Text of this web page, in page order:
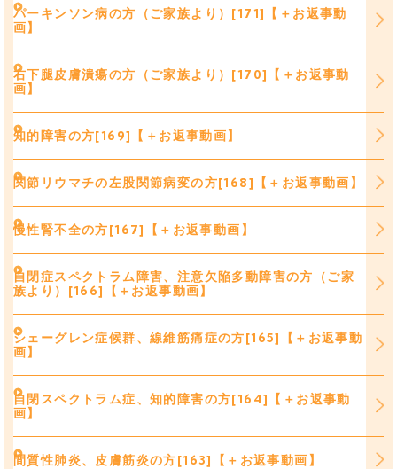
パーキンソン病の方（ご家族より）[171]【＋お返事動
画】
右下腿皮膚潰瘍の方（ご家族より）[170]【＋お返事動
画】
知的障害の方[169]【＋お返事動画】
関節リウマチの左股関節病変の方[168]【＋お返事動画】
慢性腎不全の方[167]【＋お返事動画】
自閉症スペクトラム障害、注意欠陥多動障害の方（ご家
族より）[166]【＋お返事動画】
シェーグレン症候群、線維筋痛症の方[165]【＋お返事動
画】
自閉スペクトラム症、知的障害の方[164]【＋お返事動
画】
間質性肺炎、皮膚筋炎の方[163]【＋お返事動画】